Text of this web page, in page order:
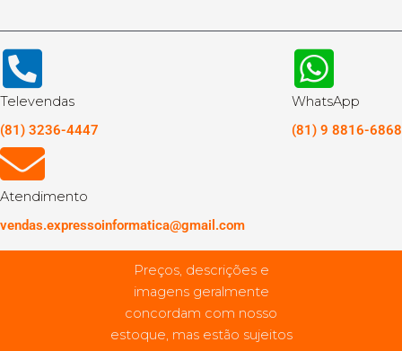
Televendas
(81) 3236-4447
WhatsApp
(81) 9 8816-6868
Atendimento
vendas.expressoinformatica@gmail.com
Preços, descrições e
imagens geralmente
concordam com nosso
estoque, mas estão sujeitos